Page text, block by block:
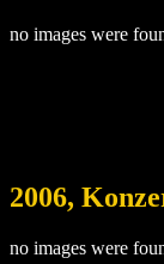
no images were
2006,
no images were